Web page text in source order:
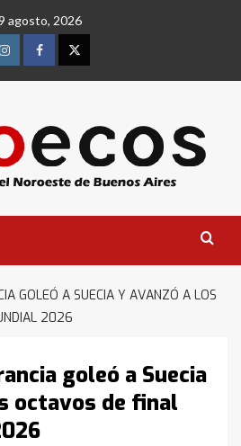
agosto, 2026
InstagramFacebookTwitter
GOLEÓ A SUECIA Y AVANZÓ A LOS
2026
goleó a Suecia
octavos de final